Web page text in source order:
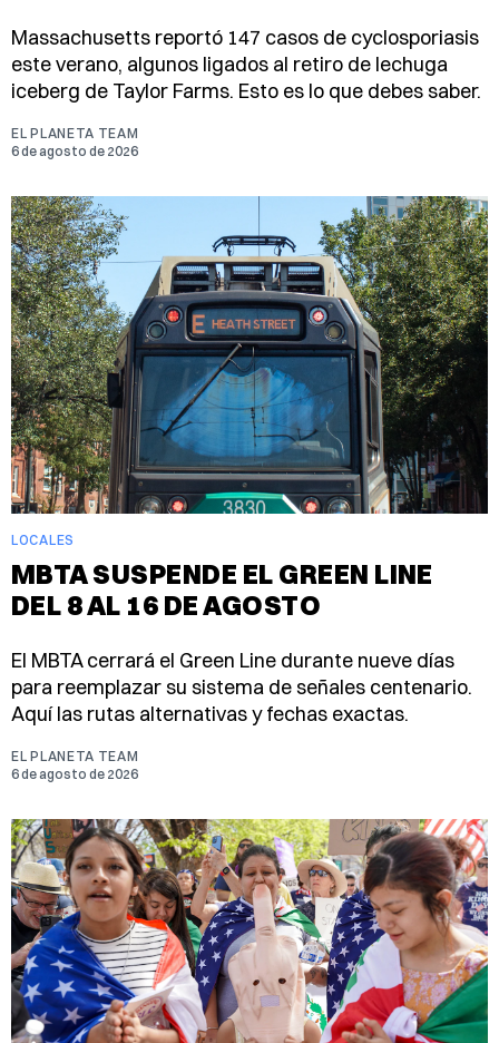
Massachusetts reportó 147 casos de cyclosporiasis
este verano, algunos ligados al retiro de lechuga
iceberg de Taylor Farms. Esto es lo que debes saber.
EL PLANETA TEAM
6 de agosto de 2026
LOCALES
MBTA SUSPENDE EL GREEN LINE
DEL 8 AL 16 DE AGOSTO
El MBTA cerrará el Green Line durante nueve días
para reemplazar su sistema de señales centenario.
Aquí las rutas alternativas y fechas exactas.
EL PLANETA TEAM
6 de agosto de 2026